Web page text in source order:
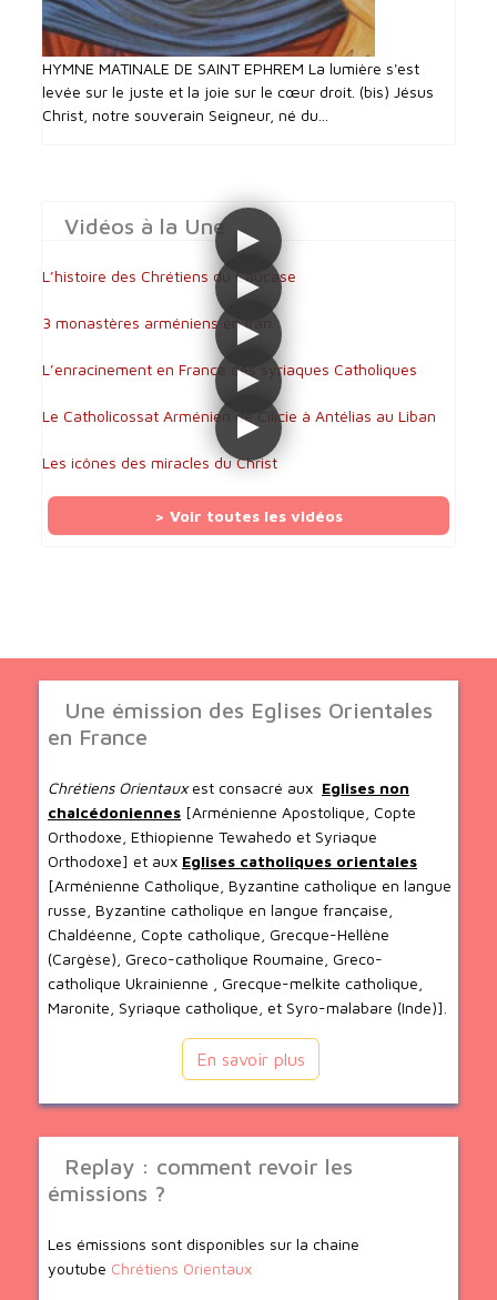
HYMNE MATINALE DE SAINT EPHREM La lumière s'est
levée sur le juste et la joie sur le cœur droit. (bis) Jésus
Christ, notre souverain Seigneur, né du...
Vidéos à la Une
L’histoire des Chrétiens du Caucase
3 monastères arméniens en Iran
L’enracinement en France des syriaques Catholiques
Le Catholicossat Arménien de Cilicie à Antélias au Liban
Les icônes des miracles du Christ
> Voir toutes les vidéos
Une émission des Eglises Orientales
en France
Chrétiens Orientauxest consacré aux Eglises non
chalcédoniennes [Arménienne Apostolique, Copte
Orthodoxe, Ethiopienne Tewahedo et Syriaque
Orthodoxe] et aux Eglises catholiques orientales
[Arménienne Catholique, Byzantine catholique en langue
russe, Byzantine catholique en langue française,
Chaldéenne, Copte catholique, Grecque-Hellène
(Cargèse), Greco-catholique Roumaine, Greco-
catholique Ukrainienne , Grecque-melkite catholique,
Maronite, Syriaque catholique, et Syro-malabare (Inde)].
En savoir plus
Replay : comment revoir les
émissions ?
Les émissions sont disponibles sur la chaine
youtube Chrétiens Orientaux